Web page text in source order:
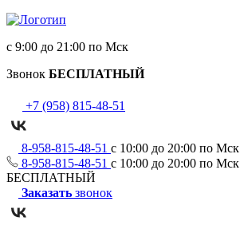
с 9:00 до 21:00 по Мск
Звонок БЕСПЛАТНЫЙ
+7 (958) 815-48-51
8-958-815-48-51 с 10:00 до 20:00 по Мск
8-958-815-48-51 с 10:00 до 20:00 по Мск
БЕСПЛАТНЫЙ
Заказать звонок